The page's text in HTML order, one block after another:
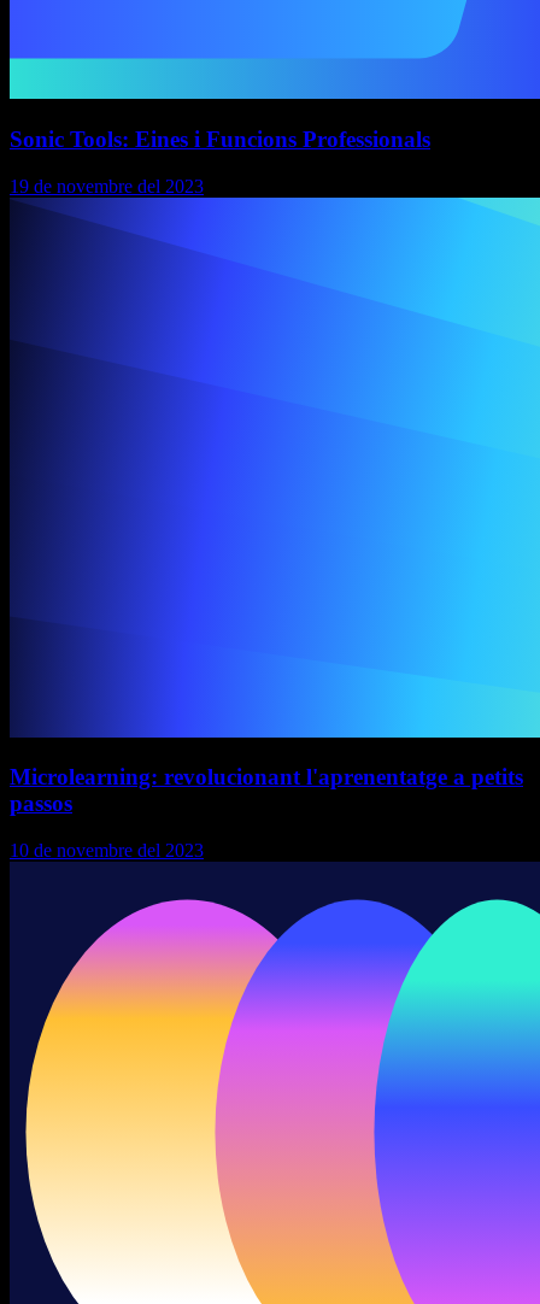
Sonic Tools: Eines i Funcions Professionals
19 de novembre del 2023
Microlearning: revolucionant l'aprenentatge a petits
passos
10 de novembre del 2023